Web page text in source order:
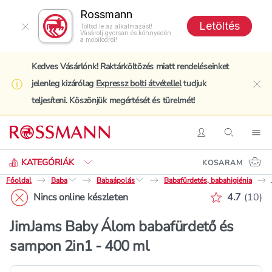
Rossmann
Töltsd le az alkalmazást!
Vásárolj gyorsan és könnyedén
a mobilodról!
Letöltés
Kedves Vásárlónk! Raktárköltözés miatt rendeléseinket
jelenleg kizárólag Expressz bolti átvételleltudjuk
teljesíteni. Köszönjük megértését és türelmét!
BelépésKeresés
KATEGÓRIÁK
Keresés
KOSARAM
Főoldal
Baba Babaápolás Babafürdetés, babahigiénia
Nincs online készleten Értékelés
4.7 (10)
JimJams Baby Álom babafürdető és
sampon 2in1 - 400 ml